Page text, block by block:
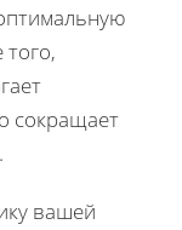
сокращает
вашей